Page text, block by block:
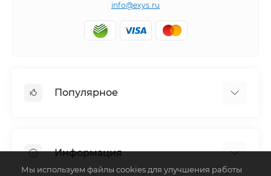
info@exys.ru
Популярное
Багажники на крышу
Информация
Мы используем файлы cookies для улучшения работы